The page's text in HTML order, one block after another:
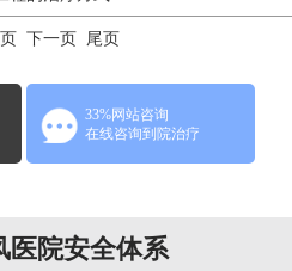
下一页 尾页
33%网站咨询
在线咨询到院治疗
医院安全体系